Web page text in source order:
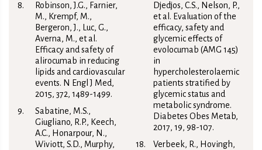
Robinson, J.G., Farnier,
M., Krempf, M.,
Bergeron, J., Luc, G.,
Averna, M., et al.
Efficacy and safety of
alirocumab in reducing
lipids and cardiovascular
events. N Engl J Med,
2015, 372, 1489-1499.
Sabatine, M.S.,
Giugliano, R.P., Keech,
A.C., Honarpour, N.,
Wiviott, S.D., Murphy,
Djedjos, C.S., Nelson, P.,
et al. Evaluation of the
efficacy, safety and
glycemic effects of
evolocumab (AMG 145)
in
hypercholesterolaemic
patients stratified by
glycemic status and
metabolic syndrome.
Diabetes Obes Metab,
2017, 19, 98-107.
Verbeek, R., Hovingh,